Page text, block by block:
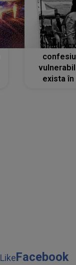
Charli
exista
LikeFacebook